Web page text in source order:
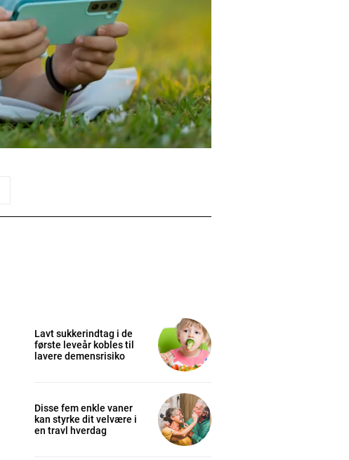
Lavt sukkerindtag i de
første leveår kobles til
lavere demensrisiko
Disse fem enkle vaner
kan styrke dit velvære i
en travl hverdag